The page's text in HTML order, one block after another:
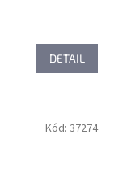
DETAIL
Kód: 37274